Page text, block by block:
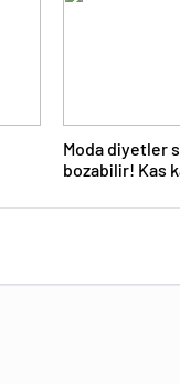
Moda diyetler
bozabilir! Kas
açıyor